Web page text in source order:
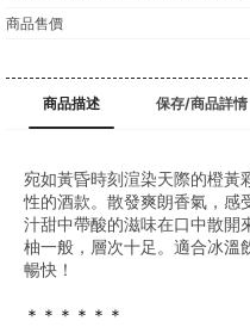
商品售價
商品描述 保存/商品詳情
宛如黃昏時刻渲染天際的橙黃
性的酒款。散發爽朗香氣，感
汁甜中帶酸的滋味在口中散開
柚一般，層次十足。適合冰溫
暢快！
＊＊＊＊＊＊